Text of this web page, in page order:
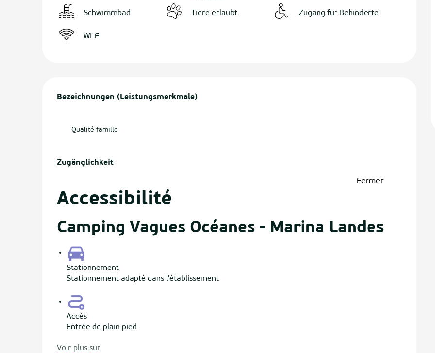
Schwimmbad Tiere erlaubt Zugang für Behinderte
Wi-Fi
Bezeichnungen (Leistungsmerkmale)
Bezeichnungen (Leistungsmerkmale)
Qualité famille
Zugänglichkeit
Fermer
Accessibilité
Camping Vagues Océanes - Marina Landes
Stationnement
Stationnement adapté dans l'établissement
Accès
Entrée de plain pied
Voir plus sur